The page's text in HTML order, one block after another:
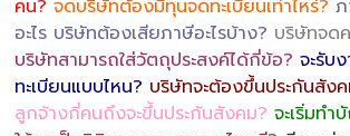
คน? จดบริษัทต้องมีทุนจดทะเบียนเท่าไหร่?
อะไร บริษัทต้องเสียภาษีอะไรบ้าง? บริษัทจด
บริษัทสามารถใส่วัตถุประสงค์ได้กี่ข้อ? จะรับ
ทะเบียนแบบไหน? บริษัทจะต้องขึ้นประกันสัง
ลูกจ้างกี่คนถึงจะขึ้นประกันสังคม? จะเริ่มท